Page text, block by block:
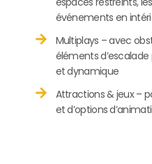
événements en
Multiplays – avec
éléments
et dynamique
Attractions & jeux –
et d’options